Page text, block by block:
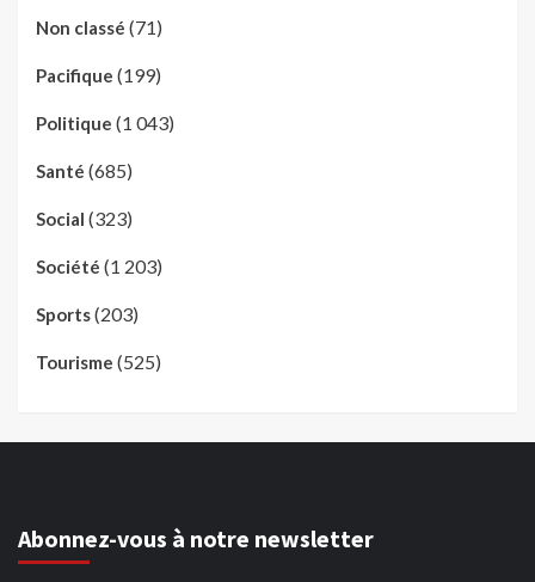
Non classé (71)
Pacifique (199)
Politique (1 043)
Santé (685)
Social (323)
Société (1 203)
Sports(203)
Tourisme (525)
Abonnez-vous à notre newsletter